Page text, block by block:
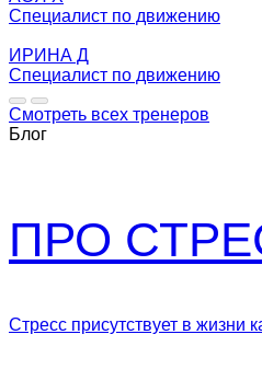
Специалист по движению
ИРИНА Д
Специалист по движению
Смотреть всех тренеров
Блог
ПРО
Стресс присутствует в жизни